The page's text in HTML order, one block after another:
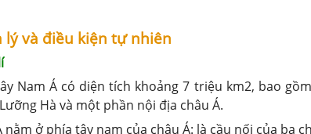
lý và điều kiện tự nhiên
Nam Á có diện tích khoảng 7 triệu km2, bao
Hà và một phần nội địa châu Á.
nằm ở phía tây nam của châu Á: là cầu nối của ba